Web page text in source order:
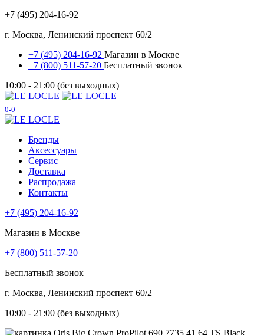
+7 (495) 204-16-92
г. Москва, Ленинский проспект 60/2
+7 (495) 204-16-92 Магазин в Москве
+7 (800) 511-57-20 Бесплатный звонок
10:00 - 21:00 (без выходных)
0 0
Бренды
Аксессуары
Сервис
Доставка
Распродажа
Контакты
+7 (495) 204-16-92
Магазин в Москве
+7 (800) 511-57-20
Бесплатный звонок
г. Москва, Ленинский проспект 60/2
10:00 - 21:00 (без выходных)